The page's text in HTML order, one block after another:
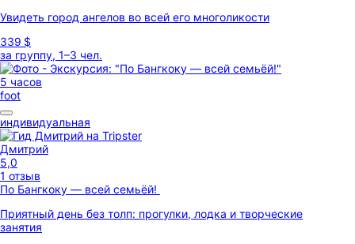
Увидеть город ангелов во всей его многоликости
339 $
за группу, 1–3 чел.
5 часов
foot
индивидуальная
Дмитрий
5,0
1 отзыв
По Бангкоку — всей семьёй!
Приятный день без толп: прогулки, лодка и творческие
занятия